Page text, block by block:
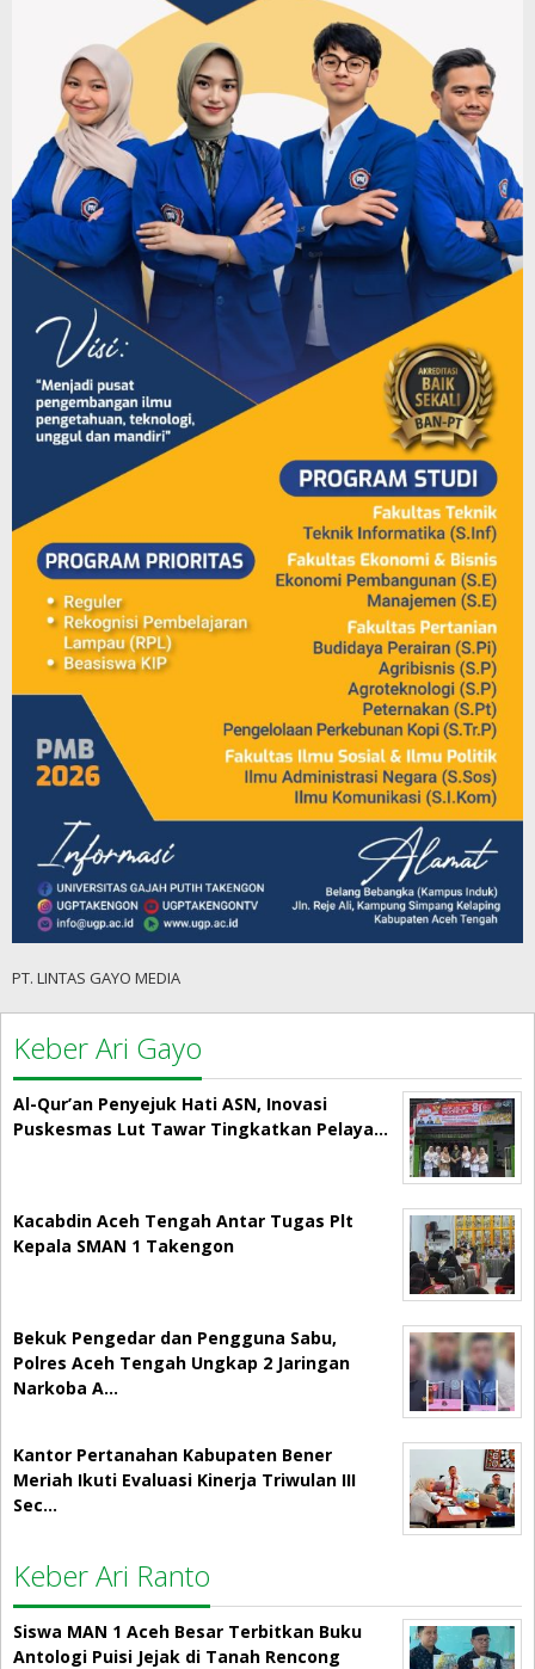
PT. LINTAS GAYO MEDIA
Keber Ari Gayo
Al-Qur’an Penyejuk Hati ASN, Inovasi
Puskesmas Lut Tawar Tingkatkan Pelaya…
Kacabdin Aceh Tengah Antar Tugas Plt
Kepala SMAN 1 Takengon
Bekuk Pengedar dan Pengguna Sabu,
Polres Aceh Tengah Ungkap 2 Jaringan
Narkoba A…
Kantor Pertanahan Kabupaten Bener
Meriah Ikuti Evaluasi Kinerja Triwulan III
Sec…
Keber Ari Ranto
Siswa MAN 1 Aceh Besar Terbitkan Buku
Antologi Puisi Jejak di Tanah Rencong